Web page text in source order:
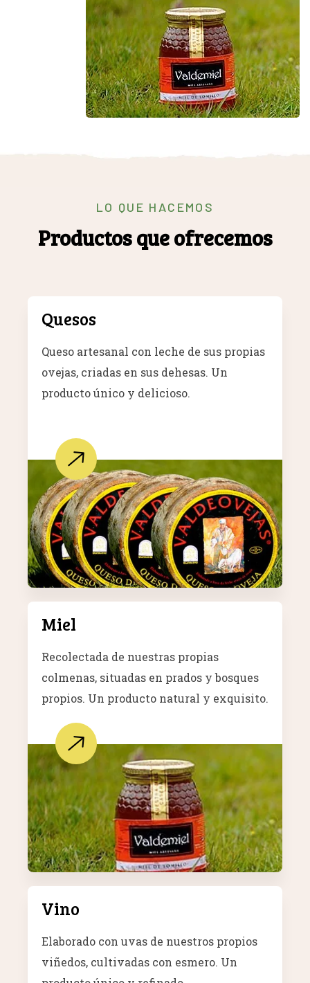
LO QUE HACEMOS
Productos que ofrecemos
Quesos
Queso artesanal con leche de sus propias
ovejas, criadas en sus dehesas. Un
producto único y delicioso.
Miel
Recolectada de nuestras propias
colmenas, situadas en prados y bosques
propios. Un producto natural y exquisito.
Vino
Elaborado con uvas de nuestros propios
viñedos, cultivadas con esmero. Un